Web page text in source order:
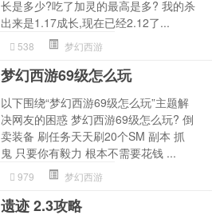
长是多少?吃了加灵的最高是多? 我的杀
出来是1.17成长,现在已经2.12了...
538 梦幻西游
梦幻西游69级怎么玩
以下围绕“梦幻西游69级怎么玩”主题解
决网友的困惑 梦幻西游69级怎么玩? 倒
卖装备 刷任务天天刷20个SM 副本 抓
鬼 只要你有毅力 根本不需要花钱 ...
979 梦幻西游
遗迹 2.3攻略